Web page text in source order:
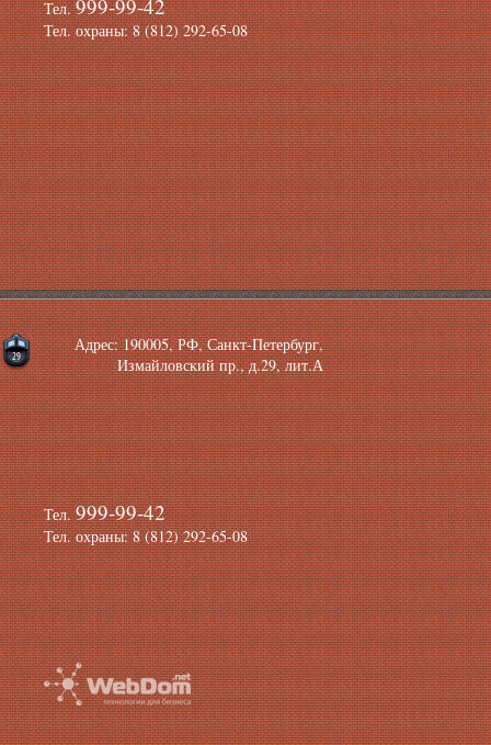
Тел.999-99-42
Тел. охраны: 8 (812) 292-65-08
Тел.999-99-42
Тел. охраны: 8 (812) 292-65-08
Адрес: 190005, РФ, Санкт-Петербург,
Измайловский пр., д.29, лит.А